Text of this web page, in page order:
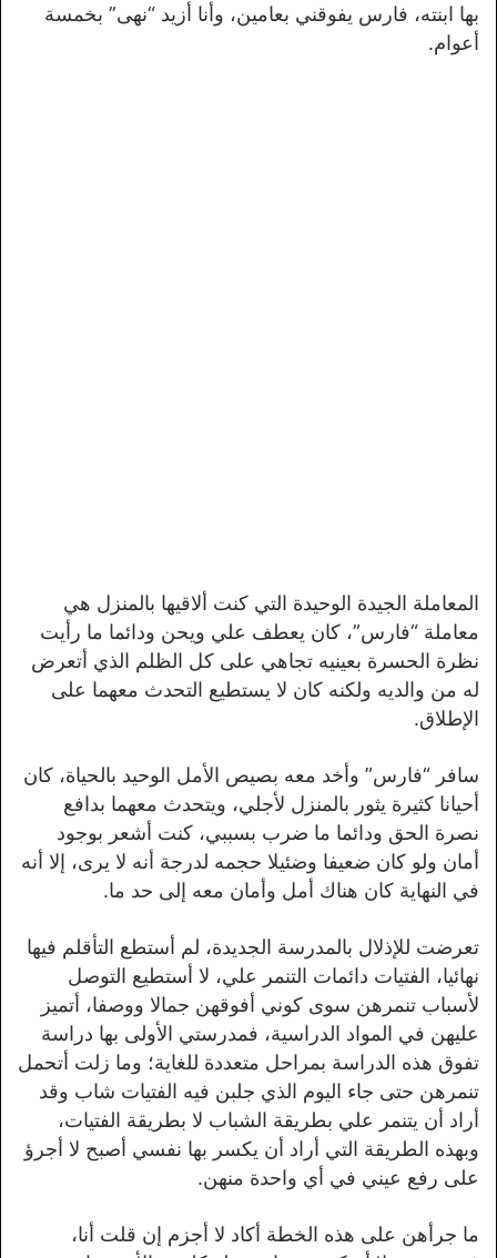
بها ابنته، فارس يفوقني بعامين، وأنا أزيد “نهى” بخمسة
أعوام.
المعاملة الجيدة الوحيدة التي كنت ألاقيها بالمنزل هي
معاملة “فارس”، كان يعطف علي ويحن ودائما ما رأيت
نظرة الحسرة بعينيه تجاهي على كل الظلم الذي أتعرض
له من والديه ولكنه كان لا يستطيع التحدث معهما على
الإطلاق.
سافر “فارس” وأخد معه بصيص الأمل الوحيد بالحياة، كان
أحيانا كثيرة يثور بالمنزل لأجلي، ويتحدث معهما بدافع
نصرة الحق ودائما ما ضرب بسببي، كنت أشعر بوجود
أمان ولو كان ضعيفا وضئيلا حجمه لدرجة أنه لا يرى، إلا أنه
في النهاية كان هناك أمل وأمان معه إلى حد ما.
تعرضت للإذلال بالمدرسة الجديدة، لم أستطع التأقلم فيها
نهائيا، الفتيات دائمات التنمر علي، لا أستطيع التوصل
لأسباب تنمرهن سوى كوني أفوقهن جمالا ووصفا، أتميز
عليهن في المواد الدراسية، فمدرستي الأولى بها دراسة
تفوق هذه الدراسة بمراحل متعددة للغاية؛ وما زلت أتحمل
تنمرهن حتى جاء اليوم الذي جلبن فيه الفتيات شاب وقد
أراد أن يتنمر علي بطريقة الشباب لا بطريقة الفتيات،
وبهذه الطريقة التي أراد أن يكسر بها نفسي أصبح لا أجرؤ
على رفع عيني في أي واحدة منهن.
ما جرأهن على هذه الخطة أكاد لا أجزم إن قلت أنا،